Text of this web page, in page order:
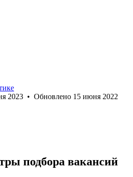
2023 • Обновлено 15 июня 2022
подбора вакансий